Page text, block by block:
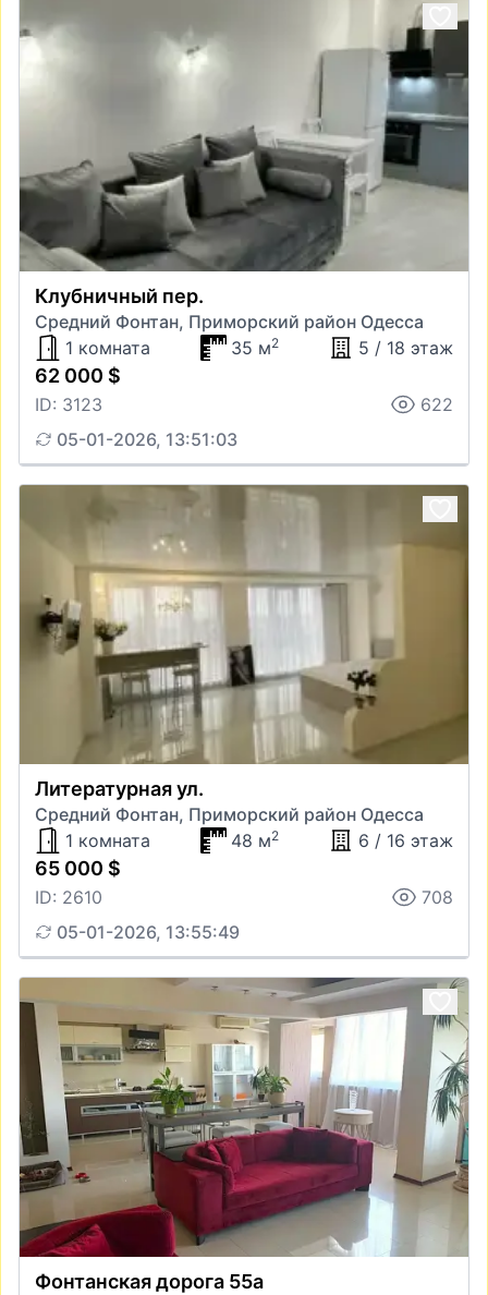
Клубничный пер.
Средний Фонтан, Приморский район Одесса
1 комната
35 м2 5 / 18 этаж
62 000 $
ID: 3123
622
05-01-2026, 13:51:03
Литературная ул.
Средний Фонтан, Приморский район Одесса
1 комната
48 м2 6 / 16 этаж
65 000 $
ID: 2610
708
05-01-2026, 13:55:49
Фонтанская дорога 55а